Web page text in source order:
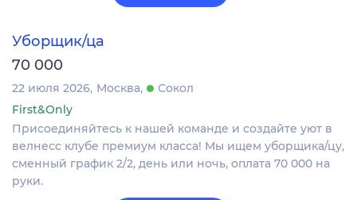
Уборщик/ца
70 000
22 июля 2026 Москва
Сокол
First&Only
Присоединяйтесь к нашей команде и создайте уют в
велнесс клубе премиум класса! Мы ищем уборщика/цу,
сменный график 2/2, день или ночь, оплата 70 000 на
руки.